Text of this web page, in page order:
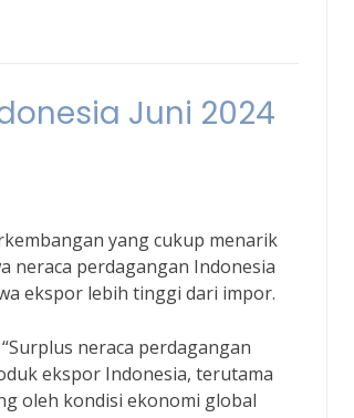
Juni 2024
yang cukup menarik
neraca perdagangan Indonesia
ekspor lebih tinggi dari impor.
neraca perdagangan
ekspor Indonesia, terutama
oleh kondisi ekonomi global